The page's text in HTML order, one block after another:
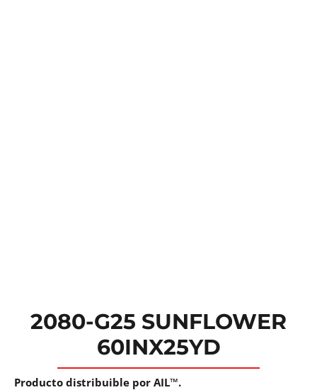
2080-G25 SUNFLOWER
60INX25YD
Producto distribuible por AIL™.